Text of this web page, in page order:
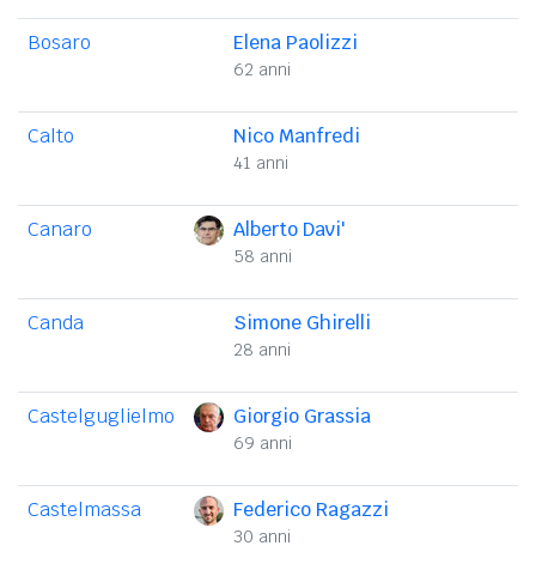
Bosaro Elena Paolizzi
62 anni
Calto Nico Manfredi
41 anni
Canaro Alberto Davi'
58 anni
Canda Simone Ghirelli
28 anni
Castelguglielmo Giorgio Grassia
69 anni
Castelmassa Federico Ragazzi
30 anni